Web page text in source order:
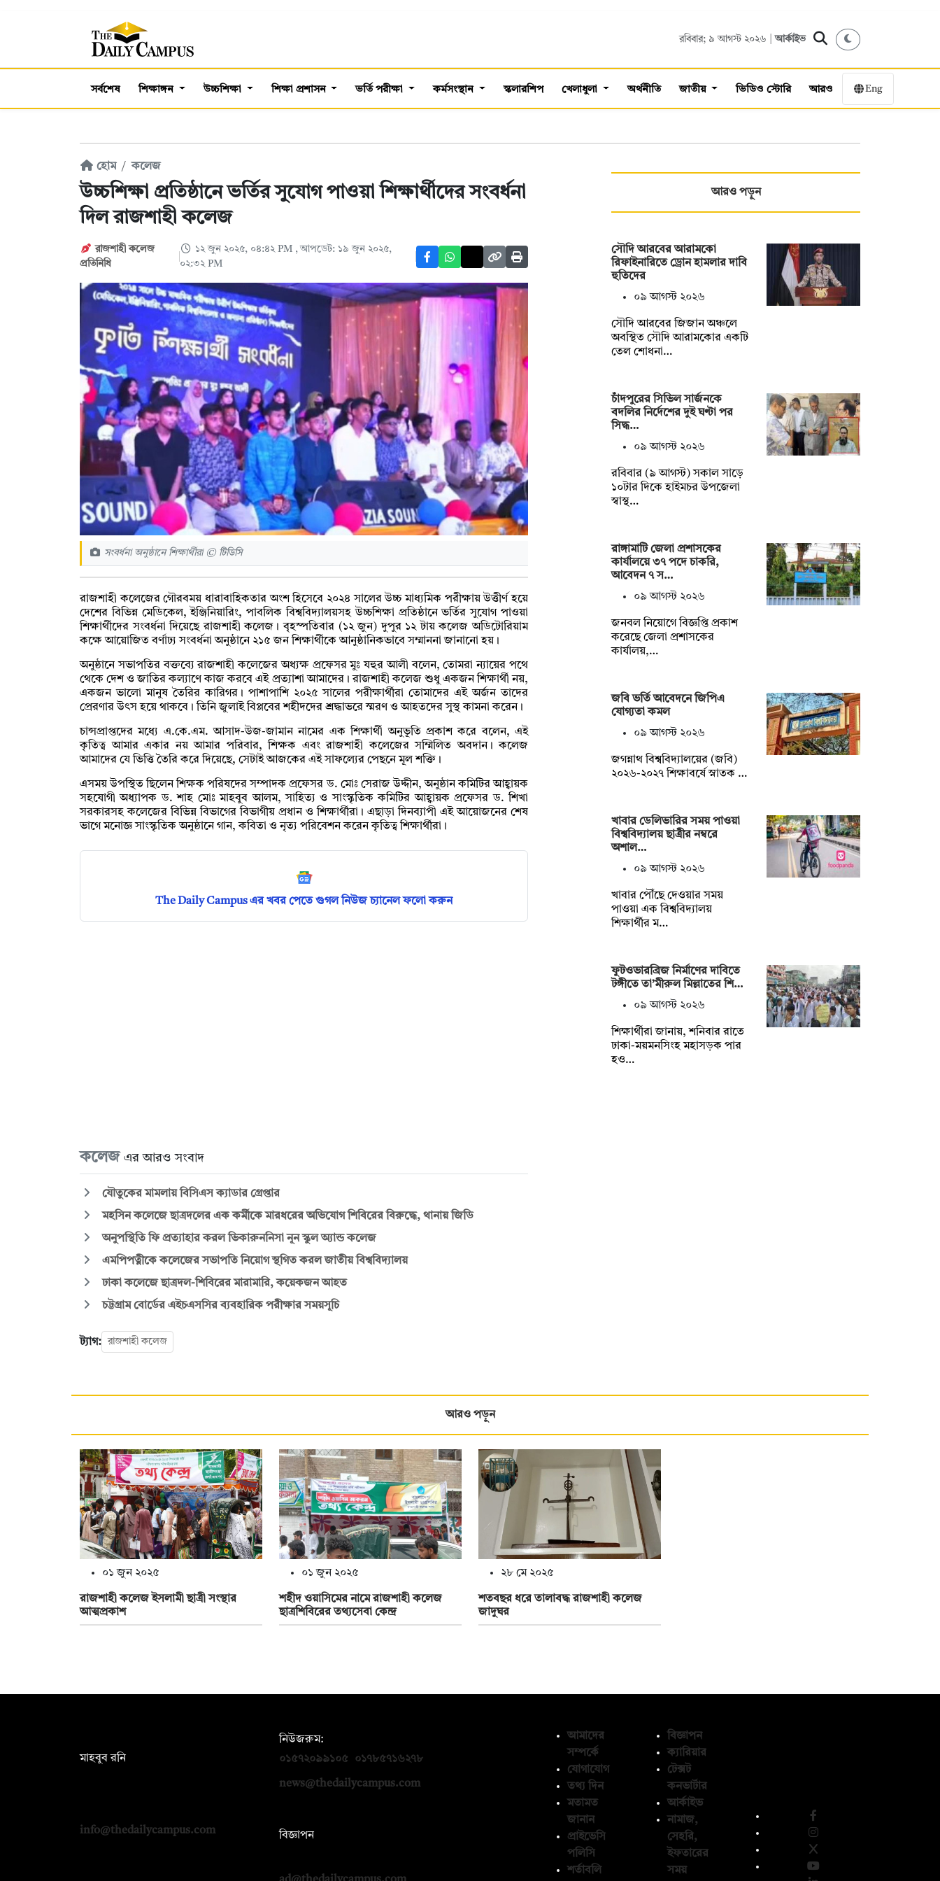
রবিবার; ৯ আগস্ট ২০২৬ |আর্কাইভ
সর্বশেষ শিক্ষাঙ্গন উচ্চশিক্ষা শিক্ষা প্রশাসন ভর্তি পরীক্ষা কর্মসংস্থান স্কলারশিপ খেলাধুলা অর্থনীতি জাতীয় ভিডিও স্টোরি আরও Eng
হোম কলেজ
উচ্চশিক্ষা প্রতিষ্ঠানে ভর্তির সুযোগ পাওয়া শিক্ষার্থীদের সংবর্ধনা
দিল রাজশাহী কলেজ
রাজশাহী কলেজ
প্রতিনিধি
১২ জুন ২০২৫, ০৪:৪২ PM , আপডেট: ১৯ জুন ২০২৫,
০২:৩২ PM
সংবর্ধনা অনুষ্ঠানে শিক্ষার্থীরা © টিডিসি
রাজশাহী কলেজের গৌরবময় ধারাবাহিকতার অংশ হিসেবে ২০২৪ সালের উচ্চ মাধ্যমিক পরীক্ষায় উত্তীর্ণ হয়ে
দেশের বিভিন্ন মেডিকেল, ইঞ্জিনিয়ারিং, পাবলিক বিশ্ববিদ্যালয়সহ উচ্চশিক্ষা প্রতিষ্ঠানে ভর্তির সুযোগ পাওয়া
শিক্ষার্থীদের সংবর্ধনা দিয়েছে রাজশাহী কলেজ। বৃহস্পতিবার (১২ জুন) দুপুর ১২ টায় কলেজ অডিটোরিয়াম
কক্ষে আয়োজিত বর্ণাঢ্য সংবর্ধনা অনুষ্ঠানে ২১৫ জন শিক্ষার্থীকে আনুষ্ঠানিকভাবে সম্মাননা জানানো হয়।
অনুষ্ঠানে সভাপতির বক্তব্যে রাজশাহী কলেজের অধ্যক্ষ প্রফেসর মুঃ যহুর আলী বলেন, তোমরা ন্যায়ের পথে
থেকে দেশ ও জাতির কল্যাণে কাজ করবে এই প্রত্যাশা আমাদের। রাজশাহী কলেজ শুধু একজন শিক্ষার্থী নয়,
একজন ভালো মানুষ তৈরির কারিগর। পাশাপাশি ২০২৫ সালের পরীক্ষার্থীরা তোমাদের এই অর্জন তাদের
প্রেরণার উৎস হয়ে থাকবে। তিনি জুলাই বিপ্লবের শহীদদের শ্রদ্ধাভরে স্মরণ ও আহতদের সুস্থ কামনা করেন।
চান্সপ্রাপ্তদের মধ্যে এ.কে.এম. আসাদ-উজ-জামান নামের এক শিক্ষার্থী অনুভূতি প্রকাশ করে বলেন, এই
কৃতিত্ব আমার একার নয় আমার পরিবার, শিক্ষক এবং রাজশাহী কলেজের সম্মিলিত অবদান। কলেজ
আমাদের যে ভিত্তি তৈরি করে দিয়েছে, সেটাই আজকের এই সাফল্যের পেছনে মূল শক্তি।
এসময় উপস্থিত ছিলেন শিক্ষক পরিষদের সম্পাদক প্রফেসর ড. মোঃ সেরাজ উদ্দীন, অনুষ্ঠান কমিটির আহ্বায়ক
সহযোগী অধ্যাপক ড. শাহ মোঃ মাহবুব আলম, সাহিত্য ও সাংস্কৃতিক কমিটির আহ্বায়ক প্রফেসর ড. শিখা
সরকারসহ কলেজের বিভিন্ন বিভাগের বিভাগীয় প্রধান ও শিক্ষার্থীরা। এছাড়া দিনব্যাপী এই আয়োজনের শেষ
ভাগে মনোজ্ঞ সাংস্কৃতিক অনুষ্ঠানে গান, কবিতা ও নৃত্য পরিবেশন করেন কৃতিত্ব শিক্ষার্থীরা।
The Daily Campus এর খবর পেতে গুগল নিউজ চ্যানেল ফলো করুন
কলেজ এর আরও সংবাদ
যৌতুকের মামলায় বিসিএস ক্যাডার গ্রেপ্তার
মহসিন কলেজে ছাত্রদলের এক কর্মীকে মারধরের অভিযোগ শিবিরের বিরুদ্ধে, থানায় জিডি
অনুপস্থিতি ফি প্রত্যাহার করল ভিকারুননিসা নূন স্কুল অ্যান্ড কলেজ
এমপিপত্নীকে কলেজের সভাপতি নিয়োগ স্থগিত করল জাতীয় বিশ্ববিদ্যালয়
ঢাকা কলেজে ছাত্রদল-শিবিরের মারামারি, কয়েকজন আহত
চট্টগ্রাম বোর্ডের এইচএসসির ব্যবহারিক পরীক্ষার সময়সূচি
ট্যাগ: রাজশাহী কলেজ
আরও পড়ুন
সৌদি আরবের আরামকো
রিফাইনারিতে ড্রোন হামলার দাবি
হুতিদের
০৯ আগস্ট ২০২৬
সৌদি আরবের জিজান অঞ্চলে
অবস্থিত সৌদি আরামকোর একটি
তেল শোধনা…
চাঁদপুরের সিভিল সার্জনকে
বদলির নির্দেশের দুই ঘণ্টা পর
সিদ্ধ…
০৯ আগস্ট ২০২৬
রবিবার (৯ আগস্ট) সকাল সাড়ে
১০টার দিকে হাইমচর উপজেলা
স্বাস্থ…
রাঙ্গামাটি জেলা প্রশাসকের
কার্যালয়ে ৩৭ পদে চাকরি,
আবেদন ৭ স…
০৯ আগস্ট ২০২৬
জনবল নিয়োগে বিজ্ঞপ্তি প্রকাশ
করেছে জেলা প্রশাসকের
কার্যালয়,…
জবি ভর্তি আবেদনে জিপিএ
যোগ্যতা কমল
০৯ আগস্ট ২০২৬
জগন্নাথ বিশ্ববিদ্যালয়ের (জবি)
২০২৬-২০২৭ শিক্ষাবর্ষে স্নাতক …
খাবার ডেলিভারির সময় পাওয়া
বিশ্ববিদ্যালয় ছাত্রীর নম্বরে
অশাল…
০৯ আগস্ট ২০২৬
খাবার পৌঁছে দেওয়ার সময়
পাওয়া এক বিশ্ববিদ্যালয়
শিক্ষার্থীর ম…
ফুটওভারব্রিজ নির্মাণের দাবিতে
টঙ্গীতে তা’মীরুল মিল্লাতের শি…
০৯ আগস্ট ২০২৬
শিক্ষার্থীরা জানায়, শনিবার রাতে
ঢাকা-ময়মনসিংহ মহাসড়ক পার
হও…
আরও পড়ুন
০১ জুন ২০২৫
রাজশাহী কলেজ ইসলামী ছাত্রী সংস্থার
আত্মপ্রকাশ
০১ জুন ২০২৫
শহীদ ওয়াসিমের নামে রাজশাহী কলেজ
ছাত্রশিবিরের তথ্যসেবা কেন্দ্র
২৮ মে ২০২৫
শতবছর ধরে তালাবদ্ধ রাজশাহী কলেজ
জাদুঘর
মাহবুব রনি
info@thedailycampus.com
নিউজরুম:
০১৫৭২০৯৯১০৫
০১৭৮৫৭১৬২৭৮
news@thedailycampus.com
বিজ্ঞাপন
আমাদের
সম্পর্কে
যোগাযোগ
তথ্য দিন
মতামত
জানান
প্রাইভেসি
পলিসি
শর্তাবলি
বিজ্ঞাপন
ক্যারিয়ার
টেক্সট
কনভার্টার
আর্কাইভ
নামাজ,
সেহরি,
ইফতারের
সময়